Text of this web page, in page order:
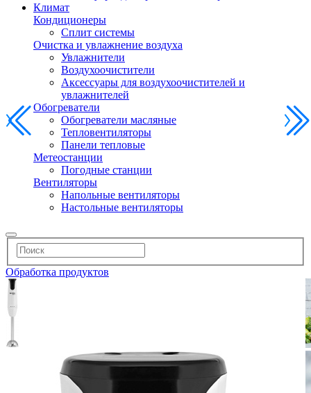
Климат
Кондиционеры
Сплит системы
Очистка и увлажнение воздуха
Увлажнители
Воздухоочистители
Аксессуары для воздухоочистителей и
увлажнителей
Обогреватели
Обогреватели масляные
Тепловентиляторы
Панели тепловые
Метеостанции
Погодные станции
Вентиляторы
Напольные вентиляторы
Настольные вентиляторы
Обработка продуктов